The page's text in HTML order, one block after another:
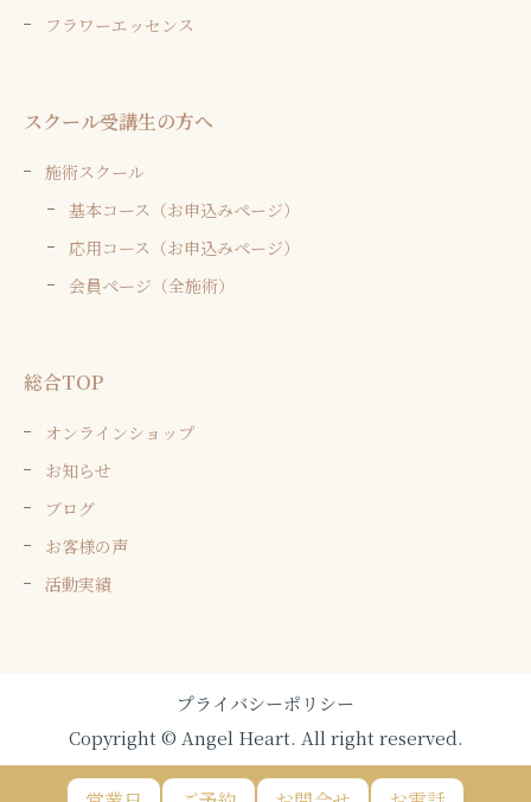
フラワーエッセンス
スクール受講生の方へ
施術スクール
基本コース（お申込みページ）
応用コース（お申込みページ）
会員ページ（全施術）
総合TOP
オンラインショップ
お知らせ
ブログ
お客様の声
活動実績
プライバシーポリシー
Copyright © Angel Heart. All right reserved.